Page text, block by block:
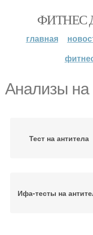
ФИТНЕС
главная
Анализы на
Тест на антитела
Ифа-тесты на